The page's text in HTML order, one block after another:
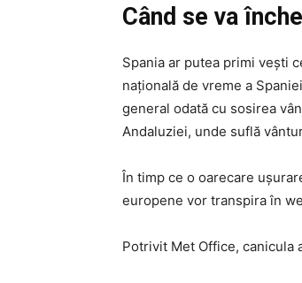
Când se va
Spania ar putea primi vești
națională de vreme a
general odată cu sosirea
Andaluziei, unde suflă
În timp ce o oarecare
europene vor transpira în
Potrivit Met Office, canicula